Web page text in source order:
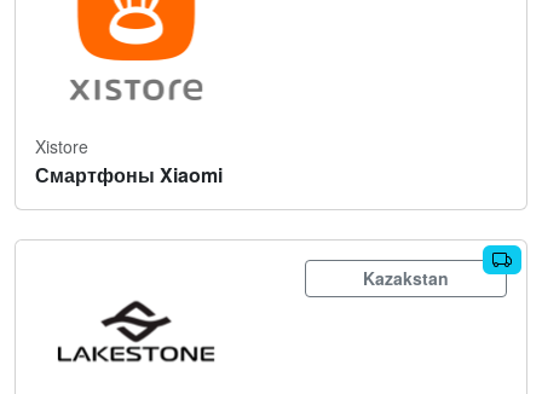
Xistore
Смартфоны Xiaomi
Kazakstan